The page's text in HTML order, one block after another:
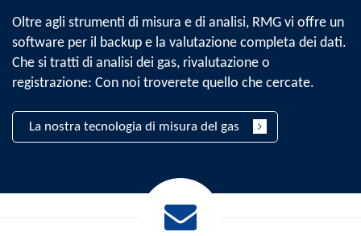
Oltre agli strumenti di misura e di analisi, RMG vi offre un
software per il backup e la valutazione completa dei dati.
Che si tratti di analisi dei gas, rivalutazione o
registrazione: Con noi troverete quello che cercate.
La nostra tecnologia di misura del gas